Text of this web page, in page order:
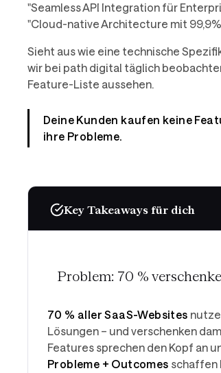
"Seamless API Integration für
"Cloud-native Architecture mit
Sieht aus wie eine technische
wir bei path digital täglich
Feature-Liste aussehen.
Deine Kunden kaufen keine
ihre Probleme.
Key Takeaways für dich
Problem: 70 %
70 % aller SaaS-Websites
Lösungen – und verschenken
Features sprechen den Kopf an
Probleme + Outcomes schaffen